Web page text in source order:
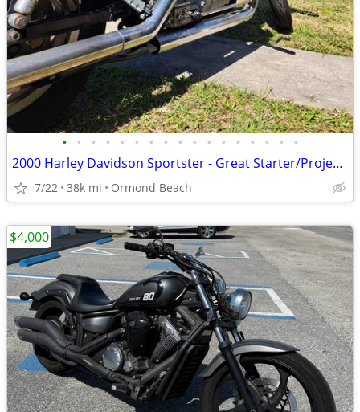
• • • • • • • • • • • • • • • • •
2000 Harley Davidson Sportster - Great Starter/Project Bike
7/22 38k mi Ormond Beach
$4,000